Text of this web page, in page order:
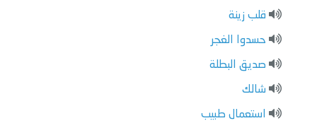
قلب زينة
حسدوا الغجر
صديق البطلة
شالك
استعمال طبيب